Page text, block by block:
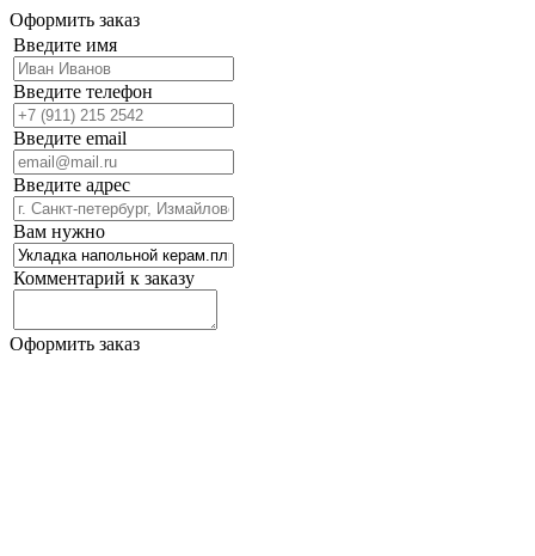
Оформить заказ
Введите имя
Введите телефон
Введите email
Введите адрес
Вам нужно
Комментарий к заказу
Оформить заказ